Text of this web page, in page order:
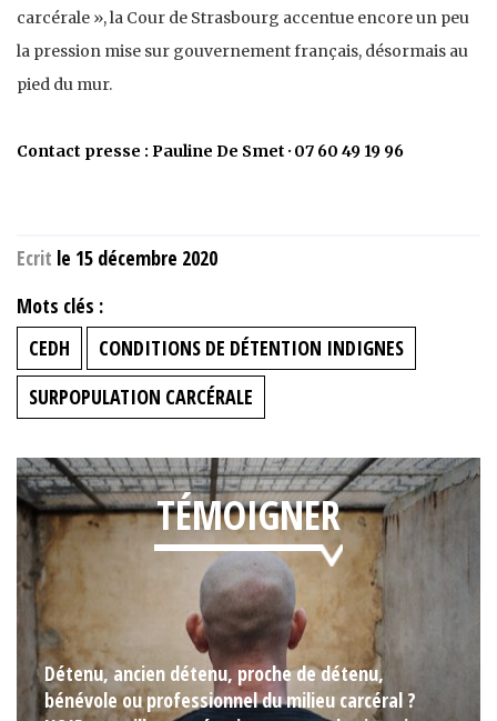
carcérale », la Cour de Strasbourg accentue encore un peu
la pression mise sur gouvernement français, désormais au
pied du mur.
Contact presse : Pauline De Smet · 07 60 49 19 96
Ecrit le 15 décembre 2020
Mots clés :
CEDH
CONDITIONS DE DÉTENTION INDIGNES
SURPOPULATION CARCÉRALE
TÉMOIGNER
Détenu, ancien détenu, proche de détenu,
bénévole ou professionnel du milieu carcéral ?